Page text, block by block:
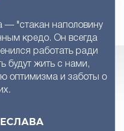
"стакан наполовину
кредо. Он всегда
работать ради
будут жить с нами,
оптимизма и заботы о